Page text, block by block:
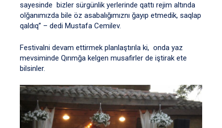
sayesinde bizler sürgünlik yerlerinde qattı rejim altında
olğanımızda bile öz asabalığımıznı ğayıp etmedik, saqlap
qaldıq” – dedi Mustafa Cemilev.
Festivalni devam ettirmek planlaştırıla ki, onda yaz
mevsiminde Qırımğa kelgen musafirler de iştirak ete
bilsinler.